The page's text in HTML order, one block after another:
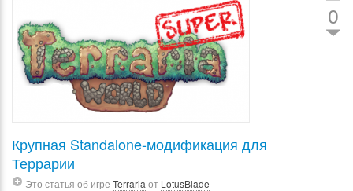
0
Крупная Standalone-модификация для
Террарии
Это статья об игре Terraria от LotusBlade